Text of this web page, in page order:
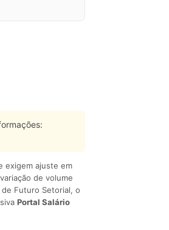
exigem ajuste em
de volume
de Futuro Setorial, o
Portal Salário